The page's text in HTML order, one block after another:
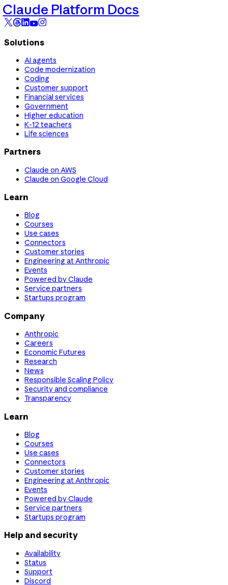
Claude Platform Docs
Solutions
AI agents
Code modernization
Coding
Customer support
Financial services
Government
Higher education
K-12 teachers
Life sciences
Partners
Claude on AWS
Claude on Google Cloud
Learn
Blog
Courses
Use cases
Connectors
Customer stories
Engineering at Anthropic
Events
Powered by Claude
Service partners
Startups program
Company
Anthropic
Careers
Economic Futures
Research
News
Responsible Scaling Policy
Security and compliance
Transparency
Learn
Blog
Courses
Use cases
Connectors
Customer stories
Engineering at Anthropic
Events
Powered by Claude
Service partners
Startups program
Help and security
Availability
Status
Support
Discord